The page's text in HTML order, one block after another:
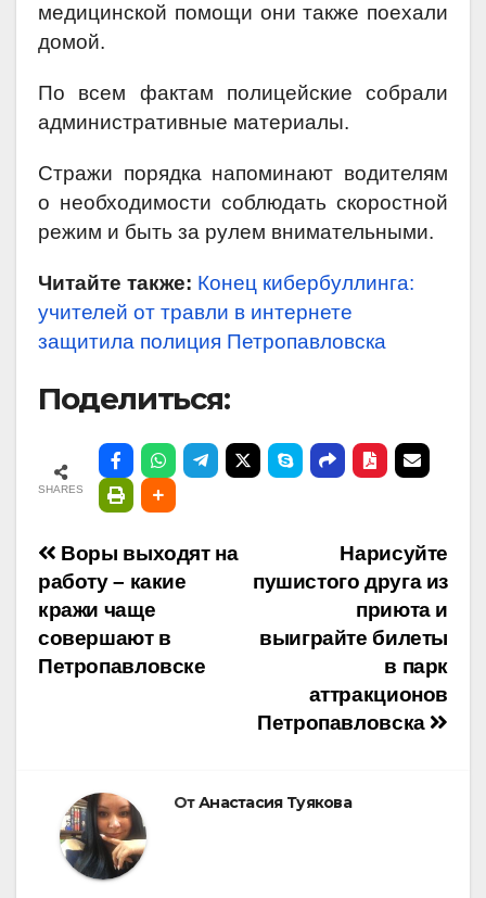
медицинской помощи они также поехали
домой.
По всем фактам полицейские собрали
административные материалы.
Стражи порядка напоминают водителям
о необходимости соблюдать скоростной
режим и быть за рулем внимательными.
Читайте также: Конец кибербуллинга:
учителей от травли в интернете
защитила полиция Петропавловска
Поделиться:
SHARES
Навигация
по
записям
Нарисуйте
пушистого друга из
приюта и
выиграйте билеты
в парк
аттракционов
Петропавловска
Воры выходят на
работу – какие
кражи чаще
совершают в
Петропавловске
ОтАнастасия Туякова